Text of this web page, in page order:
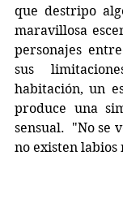
que destripo
maravillosa
personajes
sus
habitación, un
produce una
sensual.  "No se
no existen labios